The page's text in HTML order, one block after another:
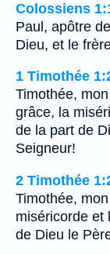
Colossiens
Paul, apôtre
Dieu, et le
1 Timothée
Timothée,
grâce, la
de la part de
Seigneur!
2 Timothée
Timothée,
miséricorde et
de Dieu le